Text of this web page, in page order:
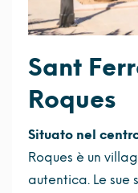
Sant
Roques
Situato nel
Roques è un
autentica. Le